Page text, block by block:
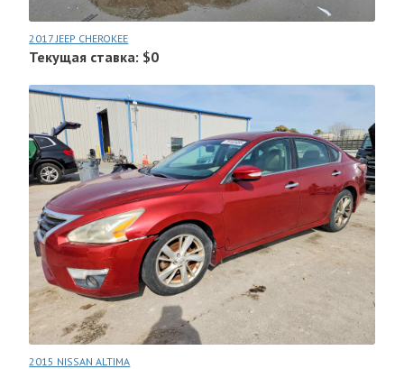
2017 JEEP CHEROKEE
Текущая ставка: $0
2015 NISSAN ALTIMA